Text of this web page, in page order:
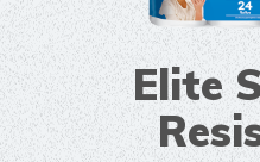
Elite